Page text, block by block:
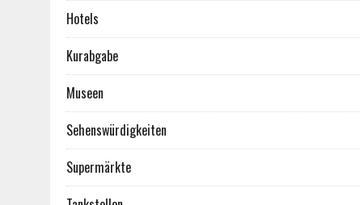
Hotels
Kurabgabe
Museen
Sehenswürdigkeiten
Supermärkte